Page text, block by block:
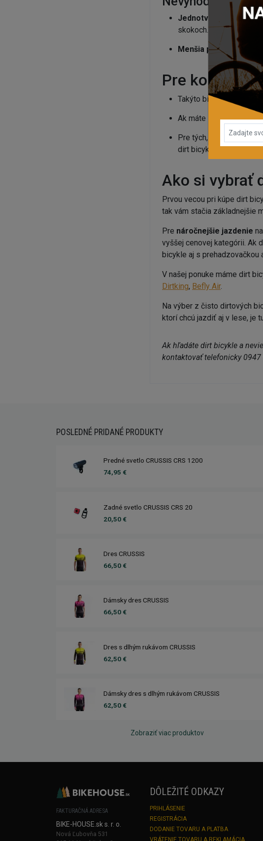
Jednotvárnosť
skokoch.
Menšia priľnavosť
Pre koho je
Takýto bicykel je určený
Ak máte záujem o
Pre tých, ktorí majú už
dirt bicykel zaujímavou
Ako si vybrať
Prvou vecou pri kúpe dirt
tak vám stačia základnejšie
Pre náročnejšie jazdenie
vyššej cenovej kategórii. Ak
bicykle aj s prehadzovačkou
V našej ponuke máme dirt
Dirtking, Befly Air.
Na výber z čisto dirtových
ktorí chcú jazdiť aj v lese, je
Ak hľadáte dirt bicykle a
kontaktovať telefonicky 0947
POSLEDNÉ PRIDANÉ PRODUKTY
Predné svetlo CRUSSIS CRS 1200
74,95 €
Zadné svetlo CRUSSIS CRS 20
20,50 €
Dres CRUSSIS
66,50 €
Dámsky dres CRUSSIS
66,50 €
Dres s dlhým rukávom CRUSSIS
62,50 €
Dámsky dres s dlhým rukávom CRUSSIS
62,50 €
Zobraziť viac produktov
FAKTURAČNÁ ADRESA
BIKE-HOUSE.sk s. r. o.
Nová Ľubovňa 531
DÔLEŽITÉ ODKAZY
PRIHLÁSENIE
REGISTRÁCIA
DODANIE TOVARU A PLATBA